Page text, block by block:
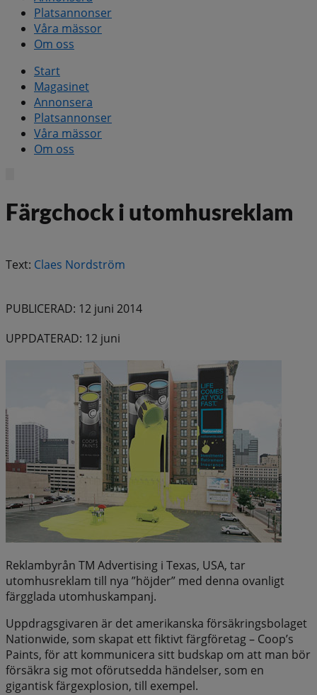
Platsannonser
Våra mässor
Om oss
Start
Magasinet
Annonsera
Platsannonser
Våra mässor
Om oss
Färgchock i utomhusreklam
Text: Claes Nordström
PUBLICERAD: 12 juni 2014
UPPDATERAD: 12 juni
Reklambyrån TM Advertising i Texas, USA, tar
utomhusreklam till nya ”höjder” med denna ovanligt
färgglada utomhuskampanj.
Uppdragsgivaren är det amerikanska försäkringsbolaget
Nationwide, som skapat ett fiktivt färgföretag – Coop’s
Paints, för att kommunicera sitt budskap om att man bör
försäkra sig mot oförutsedda händelser, som en
gigantisk färgexplosion, till exempel.